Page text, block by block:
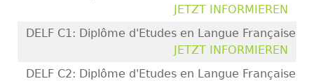
JETZT INFORMIEREN
DELF C1: Diplôme d'Etudes en Langue Française
JETZT INFORMIEREN
DELF C2: Diplôme d'Etudes en Langue Française